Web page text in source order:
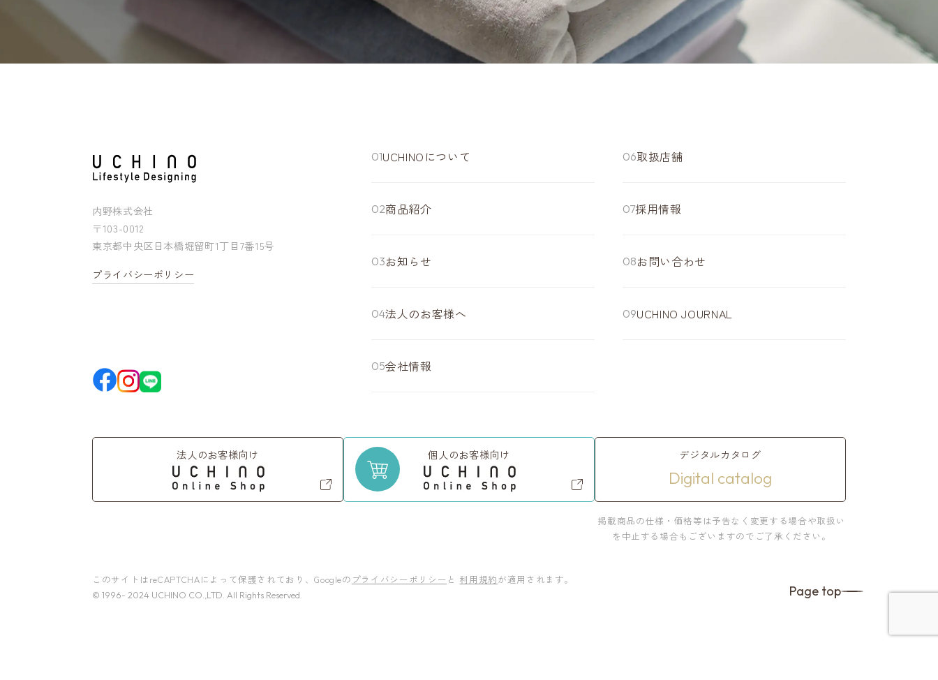
内野株式会社
〒103-0012
東京都中央区日本橋堀留町1丁目7番15号
プライバシーポリシー
UCHINOについて 取扱店舗
商品紹介 採用情報
お知らせ お問い合わせ
法人のお客様へ UCHINO JOURNAL
会社情報
法人のお客様向け 個人のお客様向け デジタルカタログ
Digital catalog
掲載商品の仕様・価格等は予告なく変更する場合や取扱い
を中止する場合もございますのでご了承ください。
このサイトはreCAPTCHAによって保護されており、Googleの プライバシーポリシー と 利用規約 が適用されます。
© 1996- 2024 UCHINO CO.,LTD. All Rights Reserved. Page top